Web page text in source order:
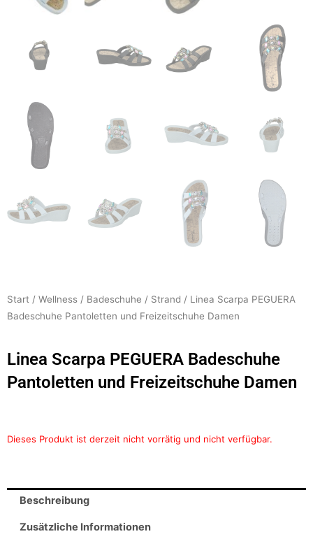
Start / Wellness / Badeschuhe / Strand / Linea Scarpa PEGUERA
Badeschuhe Pantoletten und Freizeitschuhe Damen
Linea Scarpa PEGUERA Badeschuhe
Pantoletten und Freizeitschuhe Damen
Dieses Produkt ist derzeit nicht vorrätig und nicht verfügbar.
Beschreibung
Zusätzliche Informationen